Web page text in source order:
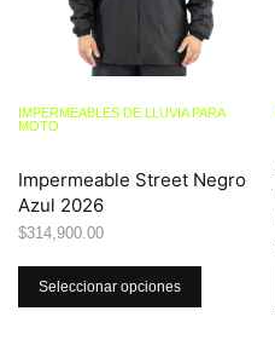
IMPERMEABLES DE LLUVIA PARA
MOTO
Impermeable Street Negro
Azul 2026
$314,900.00
Seleccionar opciones